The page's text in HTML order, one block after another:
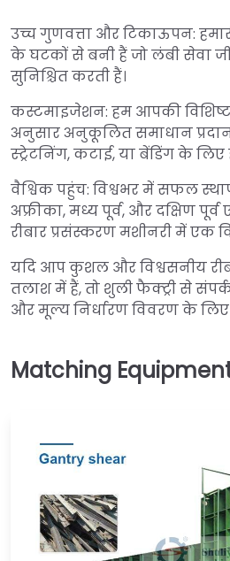
उच्च गुणवत्ता और टिकाऊपन:
के घटकों से बनी हैं जो लंबी सेवा
सुनिश्चित करती हैं।
कस्टमाइजेशन: हम आपकी
अनुसार अनुकूलित समाधान
स्ट्रेटनिंग, कटाई, या बेंडिंग के लिए
वैश्विक पहुंच: विश्वभर में सफल
अफ्रीका, मध्य पूर्व, और दक्षिण
रीबार प्रसंस्करण मशीनरी में एक
यदि आप कुशल और विश्वसनीय
तलाश में हैं, तो शुली फैक्ट्री से
और मूल्य निर्धारण विवरण के